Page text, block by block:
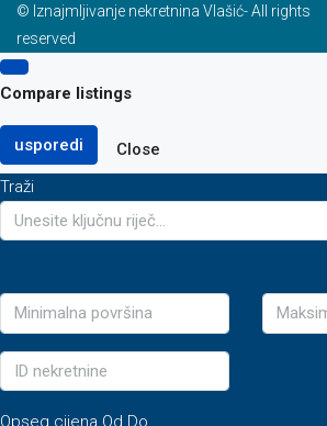
© Iznajmljivanje nekretnina Vlašić- All rights
reserved
Compare listings
usporedi
Close
Traži
Opseg cijena Od Do